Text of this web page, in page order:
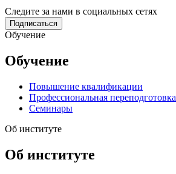
Следите за нами в социальных сетях
Подписаться
Обучение
Обучение
Повышение квалификации
Профессиональная переподготовка
Семинары
Об институте
Об институте